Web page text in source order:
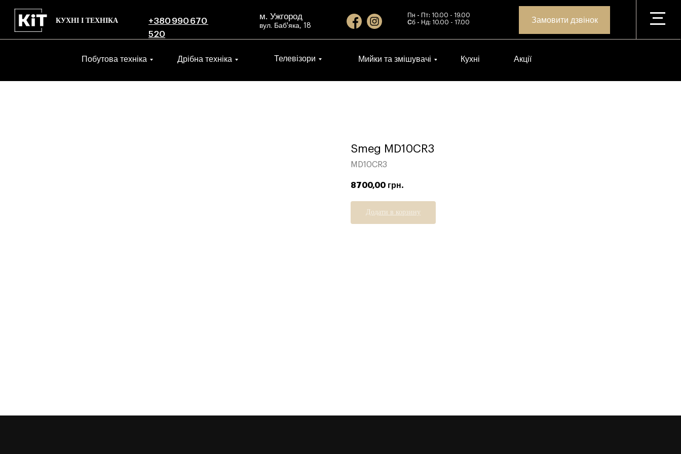
Дрібна техніка Акції
Мийки та змішувачі
Побутова техніка Кухні
Пн - Пт: 10.00 - 19.00
Cб - Нд: 10.00 - 17.00
+380 990 670
520
КУХНІ І ТЕХНІКА
вул. Баб'яка, 18
м. Ужгород Замовити дзвінок
Телевізори
Smeg MD10CR3
MD10CR3
8700,00 грн.
Додати в корзину